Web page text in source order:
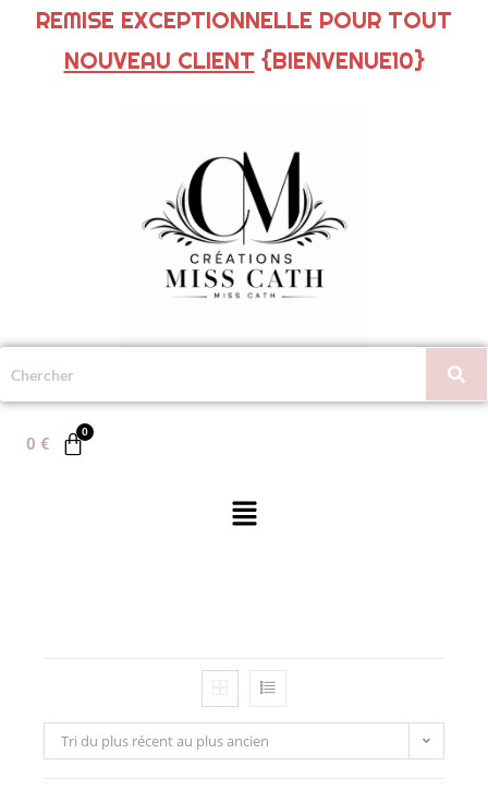
REMISE EXCEPTIONNELLE POUR TOUT
NOUVEAU CLIENT {BIENVENUE10}
0 €
Tri du plus récent au plus ancien